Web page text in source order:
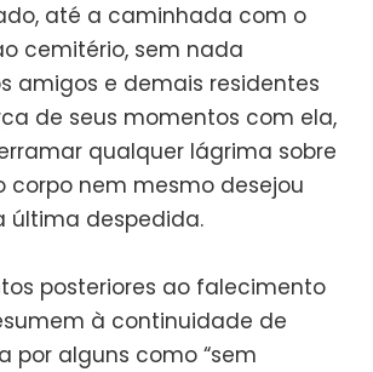
até a caminhada com o
cemitério, sem nada
amigos e demais residentes
de seus momentos com ela,
qualquer lágrima sobre
corpo nem mesmo desejou
última despedida.
posteriores ao falecimento
à continuidade de
por alguns como “sem